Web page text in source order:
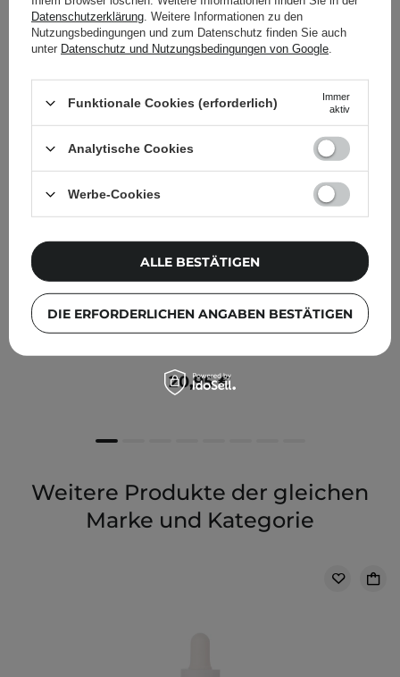
Medicube - AGE-R Glutathione Glow Cream - Anti-
20,95 €
Weitere Produkte der gleichen
Marke und Kategorie
Datenschutzerklärung . Weitere Informationen zu den
Nutzungsbedingungen und zum Datenschutz finden Sie auch
unter Datenschutz und Nutzungsbedingungen von Google
Funktionale Cookies (erforderlich)
Immer
aktiv
Analytische Cookies
Werbe-Cookies
DIE ERFORDERLICHEN ANGABEN BESTÄTIGEN
ALLE BESTÄTIGEN